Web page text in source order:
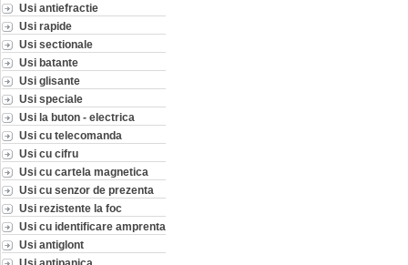
Usi antiefractie
Usi rapide
Usi sectionale
Usi batante
Usi glisante
Usi speciale
Usi la buton - electrica
Usi cu telecomanda
Usi cu cifru
Usi cu cartela magnetica
Usi cu senzor de prezenta
Usi rezistente la foc
Usi cu identificare amprenta
Usi antiglont
Usi antipanica